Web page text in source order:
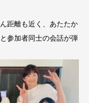
距離も近く、あたたか
参加者同士の会話が弾